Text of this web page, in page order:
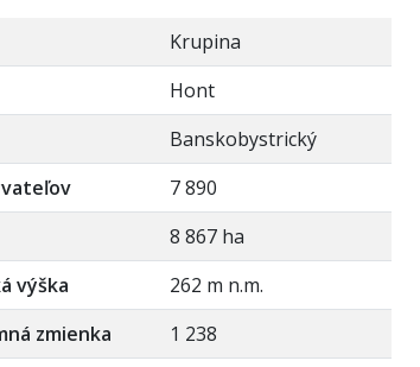
Krupina
Hont
Banskobystrický
7 890
8 867 ha
výška
262 m n.m.
zmienka
1 238